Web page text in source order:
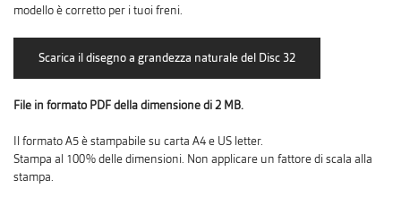
modello è corretto per i tuoi freni.
File in formato PDF della dimensione di 2 MB.
Il formato A5 è stampabile su carta A4 e US letter.
Stampa al 100% delle dimensioni. Non applicare un fattore di scala alla
stampa.